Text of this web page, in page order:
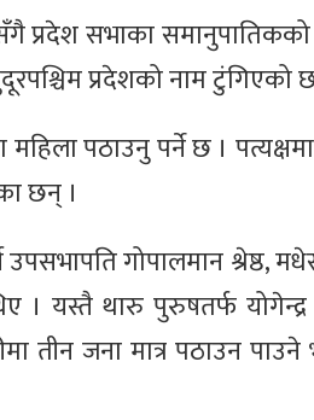
प्रदेश सभाका
प्रदेशको नाम टुंगिएको
पठाउनु पर्ने छ ।
छन् ।
गोपालमान श्रेष्ठ,
। यस्तै थारु पुरुषतर्फ
तीन जना मात्र पठाउन